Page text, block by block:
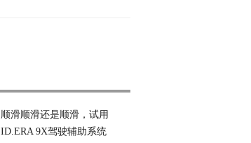
顺滑顺滑还是顺滑，试用
ID.ERA 9X驾驶辅助系统